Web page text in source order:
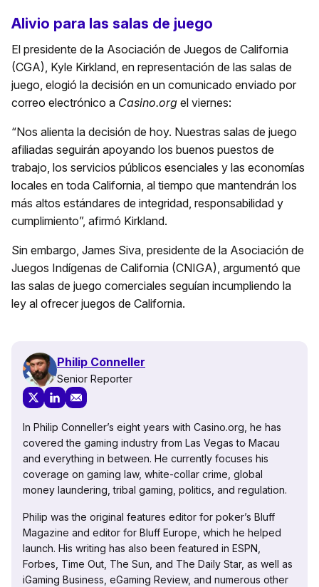
Alivio para las salas de juego
El presidente de la Asociación de Juegos de California
(CGA), Kyle Kirkland, en representación de las salas de
juego, elogió la decisión en un comunicado enviado por
correo electrónico a Casino.org el viernes:
“Nos alienta la decisión de hoy. Nuestras salas de juego
afiliadas seguirán apoyando los buenos puestos de
trabajo, los servicios públicos esenciales y las economías
locales en toda California, al tiempo que mantendrán los
más altos estándares de integridad, responsabilidad y
cumplimiento”, afirmó Kirkland.
Sin embargo, James Siva, presidente de la Asociación de
Juegos Indígenas de California (CNIGA), argumentó que
las salas de juego comerciales seguían incumpliendo la
ley al ofrecer juegos de California.
Philip Conneller
Senior Reporter
In Philip Conneller’s eight years with Casino.org, he has
covered the gaming industry from Las Vegas to Macau
and everything in between. He currently focuses his
coverage on gaming law, white-collar crime, global
money laundering, tribal gaming, politics, and regulation.
Philip was the original features editor for poker’s Bluff
Magazine and editor for Bluff Europe, which he helped
launch. His writing has also been featured in ESPN,
Forbes, Time Out, The Sun, and The Daily Star, as well as
iGaming Business, eGaming Review, and numerous other